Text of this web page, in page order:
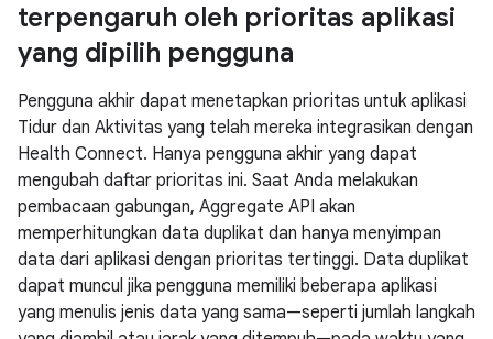
terpengaruh oleh prioritas aplikasi
yang dipilih pengguna
Pengguna akhir dapat menetapkan prioritas untuk aplikasi
Tidur dan Aktivitas yang telah mereka integrasikan dengan
Health Connect. Hanya pengguna akhir yang dapat
mengubah daftar prioritas ini. Saat Anda melakukan
pembacaan gabungan, Aggregate API akan
memperhitungkan data duplikat dan hanya menyimpan
data dari aplikasi dengan prioritas tertinggi. Data duplikat
dapat muncul jika pengguna memiliki beberapa aplikasi
yang menulis jenis data yang sama—seperti jumlah langkah